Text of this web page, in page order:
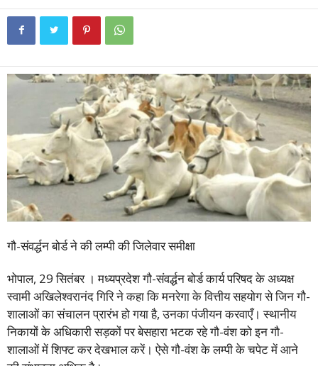
गौ-संवर्द्धन बोर्ड ने की लम्पी की जिलेवार समीक्षा
भोपाल, 29 सितंबर । मध्यप्रदेश गौ-संवर्द्धन बोर्ड कार्य परिषद के अध्यक्ष
स्वामी अखिलेश्वरानंद गिरि ने कहा कि मनरेगा के वित्तीय सहयोग से जिन गौ-
शालाओं का संचालन प्रारंभ हो गया है, उनका पंजीयन करवाएँ। स्थानीय
निकायों के अधिकारी सड़कों पर बेसहारा भटक रहे गौ-वंश को इन गौ-
शालाओं में शिफ्ट कर देखभाल करें। ऐसे गौ-वंश के लम्पी के चपेट में आने